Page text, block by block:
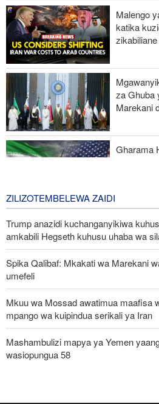
Mkuu wa Mossad awatimua maafisa
mpango wa kuipindua serikali ya Iran
Wabunge wa Uganda watilia shaka
kupeleka wanajeshi Ghaza
Miaka 81 baada ya US kuishambulia
UN ataka silaha za nyuklia
Watetezi wa Palestina washinda
Democratic wa uchaguzi wa US
Malengo
katika
za Ghuba
Marekani
Gharama
ZILIZOTEMBELEWA ZAIDI
Trump anazidi kuchanganyikiwa
amkabili Hegseth kuhusu uhaba wa
Spika Qalibaf: Mkakati wa Marekani
umefeli
Mkuu wa Mossad awatimua maafisa
mpango wa kuipindua serikali ya Iran
Mashambulizi mapya ya Yemen
wasiopungua 58